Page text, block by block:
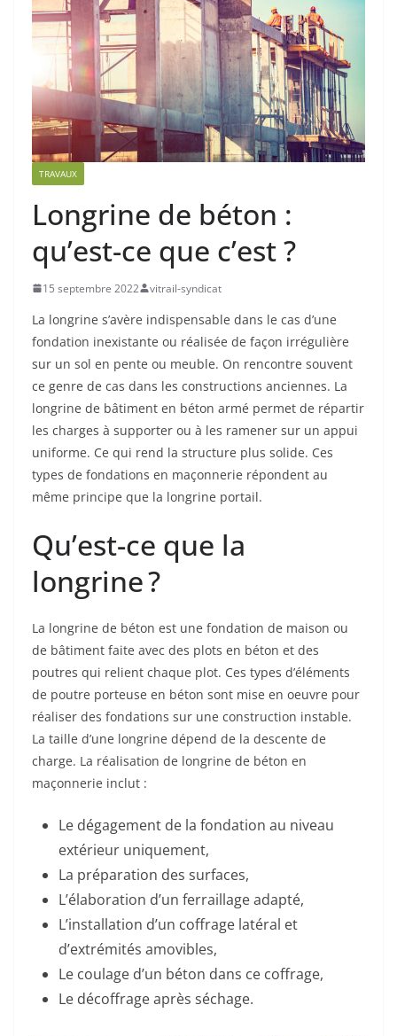
TRAVAUX
Longrine de béton :
qu’est-ce que c’est ?
15 septembre 2022 vitrail-syndicat
La longrine s’avère indispensable dans le cas d’une
fondation inexistante ou réalisée de façon irrégulière
sur un sol en pente ou meuble. On rencontre souvent
ce genre de cas dans les constructions anciennes. La
longrine de bâtiment en béton armé permet de répartir
les charges à supporter ou à les ramener sur un appui
uniforme. Ce qui rend la structure plus solide. Ces
types de fondations en maçonnerie répondent au
même principe que la longrine portail.
Qu’est-ce que la
longrine ?
La longrine de béton est une fondation de maison ou
de bâtiment faite avec des plots en béton et des
poutres qui relient chaque plot. Ces types d’éléments
de poutre porteuse en béton sont mise en oeuvre pour
réaliser des fondations sur une construction instable.
La taille d’une longrine dépend de la descente de
charge. La réalisation de longrine de béton en
maçonnerie inclut :
Le dégagement de la fondation au niveau
extérieur uniquement,
La préparation des surfaces,
L’élaboration d’un ferraillage adapté,
L’installation d’un coffrage latéral et
d’extrémités amovibles,
Le coulage d’un béton dans ce coffrage,
Le décoffrage après séchage.